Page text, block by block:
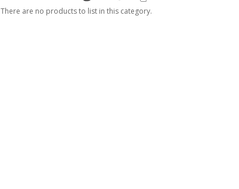
There are no products to list in this category.